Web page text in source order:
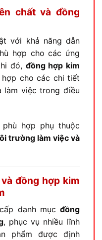
chất và đồng
với khả năng dẫn
hợp cho các ứng
đó, đồng hợp kim
hợp cho các chi tiết
làm việc trong điều
hợp phụ thuộc
trường làm việc và
đồng hợp kim
danh mục đồng
, phục vụ nhiều lĩnh
phẩm được định